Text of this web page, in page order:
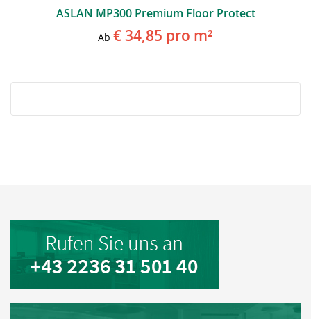
ASLAN MP300 Premium Floor Protect
Ab € 34,85 pro m²